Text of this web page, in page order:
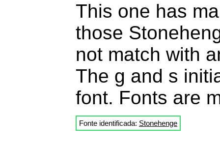
This one has
those
not match with
The g and s
font. Fonts are
Fonte identificada: Stonehenge